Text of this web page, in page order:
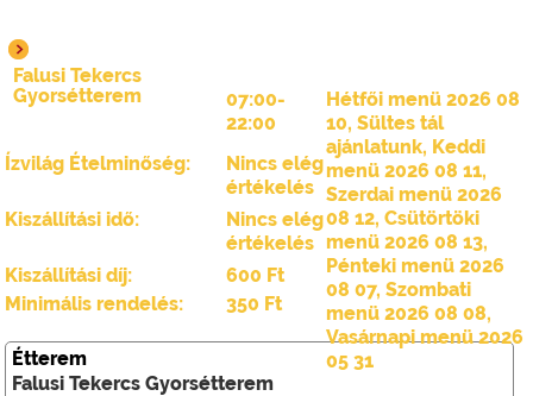
Falusi Tekercs
Gyorsétterem
07:00-
22:00
Hétfői menü 2026 08
10,Sültes tál
ajánlatunk, Keddi
menü 2026 08 11,
Szerdai menü 2026
08 12,Csütörtöki
menü 2026 08 13,
Pénteki menü 2026
08 07,Szombati
menü 2026 08 08,
Vasárnapi menü 2026
05 31
Ízvilág Ételminőség:
Nincs elég
értékelés
Kiszállítási idő:
Nincs elég
értékelés
Kiszállítási díj:
600 Ft
Minimális rendelés:
350 Ft
Étterem
Falusi Tekercs Gyorsétterem